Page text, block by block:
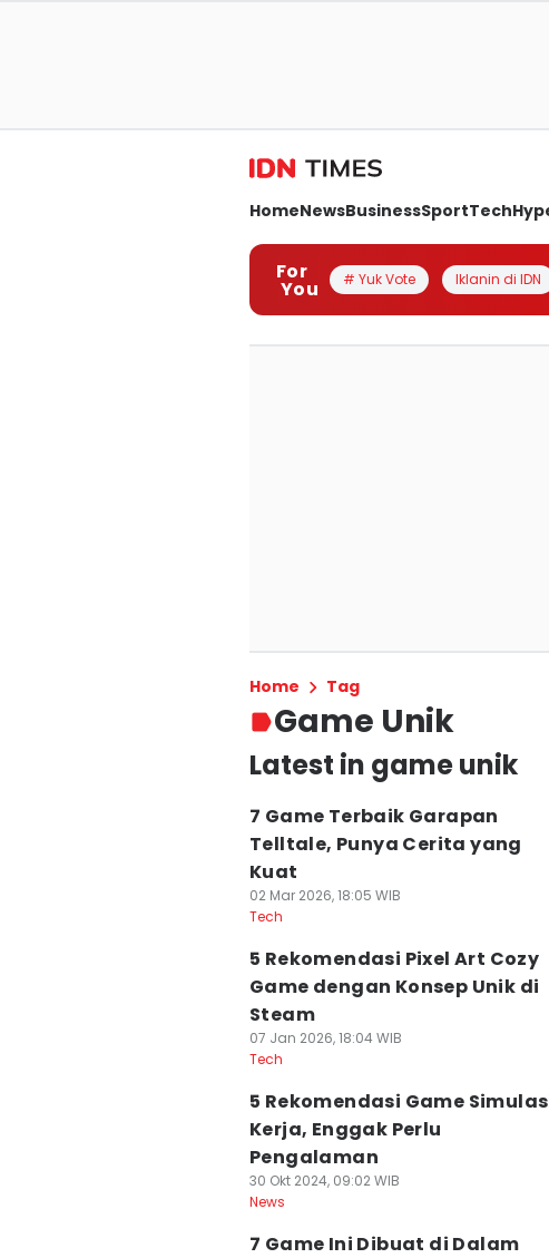
HomeNewsBusinessSportTech
For
You # Yuk Vote Iklanin di IDN
Home Tag
Game Unik
Latest in game unik
7 Game Terbaik Garapan
Telltale, Punya Cerita yang
Kuat
02 Mar 2026, 18:05 WIB
Tech
5 Rekomendasi Pixel Art Cozy
Game dengan Konsep Unik di
Steam
07 Jan 2026, 18:04 WIB
Tech
5 Rekomendasi Game
Kerja, Enggak Perlu
Pengalaman
30 Okt 2024, 09:02 WIB
News
7 Game Ini Dibuat di Dalam